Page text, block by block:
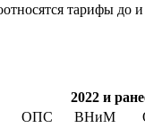
тарифы
2022 и
ОПС ВНиМ